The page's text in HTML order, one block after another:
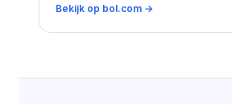
Bekijk op bol.com →